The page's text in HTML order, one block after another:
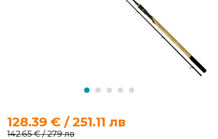
128.39 € / 251.11 лв
142.65 € / 279 лв